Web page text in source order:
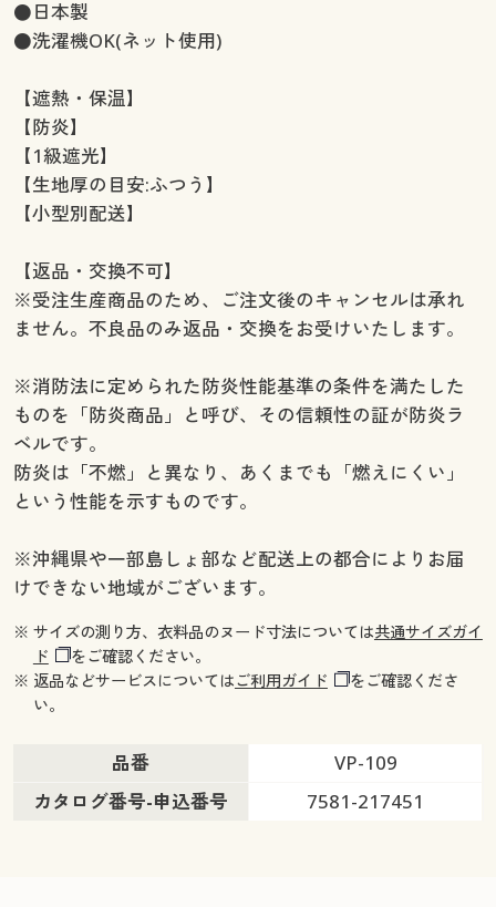
幅160×丈235cm(2枚組) ◎ 在庫あり
幅160×丈240cm(2枚組) ◎ 在庫あり
幅160×丈250cm(2枚組) ◎ 在庫あり
幅160×丈260cm(2枚組) ◎ 在庫あり
●日本製
●洗濯機OK(ネット使用)
【遮熱・保温】
【防炎】
【1級遮光】
【生地厚の目安:ふつう】
【小型別配送】
【返品・交換不可】
※受注生産商品のため、ご注文後のキャンセルは承れ
ません。不良品のみ返品・交換をお受けいたします。
※消防法に定められた防炎性能基準の条件を満たした
ものを「防炎商品」と呼び、その信頼性の証が防炎ラ
ベルです。
防炎は「不燃」と異なり、あくまでも「燃えにくい」
という性能を示すものです。
※沖縄県や一部島しょ部など配送上の都合によりお届
けできない地域がございます。
※ サイズの測り方、衣料品のヌード寸法については共通サイズガイ
ド
をご確認ください。
※ 返品などサービスについてはご利用ガイド
をご確認くださ
い。
品番
VP-109
カタログ番号-申込番号
7581-217451